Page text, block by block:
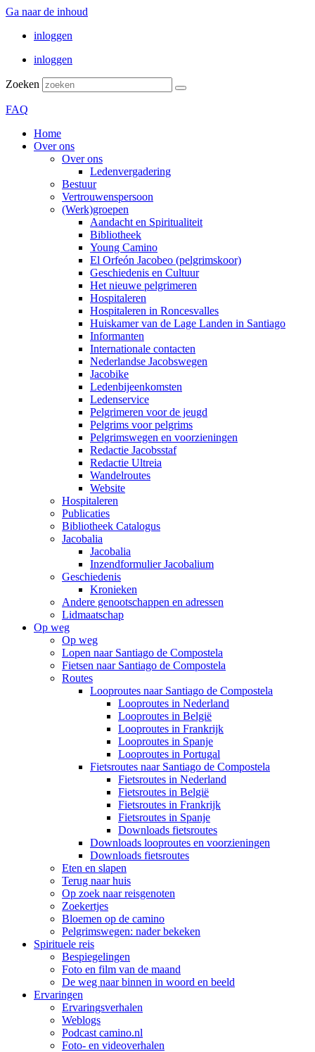
Ga naar de inhoud
inloggen
inloggen
Zoeken
FAQ
Home
Over ons
Over ons
Ledenvergadering
Bestuur
Vertrouwenspersoon
(Werk)groepen
Aandacht en Spiritualiteit
Bibliotheek
Young Camino
El Orfeón Jacobeo (pelgrimskoor)
Geschiedenis en Cultuur
Het nieuwe pelgrimeren
Hospitaleren
Hospitaleren in Roncesvalles
Huiskamer van de Lage Landen in Santiago
Informanten
Internationale contacten
Nederlandse Jacobswegen
Jacobike
Ledenbijeenkomsten
Ledenservice
Pelgrimeren voor de jeugd
Pelgrims voor pelgrims
Pelgrimswegen en voorzieningen
Redactie Jacobsstaf
Redactie Ultreia
Wandelroutes
Website
Hospitaleren
Publicaties
Bibliotheek Catalogus
Jacobalia
Jacobalia
Inzendformulier Jacobalium
Geschiedenis
Kronieken
Andere genootschappen en adressen
Lidmaatschap
Op weg
Op weg
Lopen naar Santiago de Compostela
Fietsen naar Santiago de Compostela
Routes
Looproutes naar Santiago de Compostela
Looproutes in Nederland
Looproutes in België
Looproutes in Frankrijk
Looproutes in Spanje
Looproutes in Portugal
Fietsroutes naar Santiago de Compostela
Fietsroutes in Nederland
Fietsroutes in België
Fietsroutes in Frankrijk
Fietsroutes in Spanje
Downloads fietsroutes
Downloads looproutes en voorzieningen
Downloads fietsroutes
Eten en slapen
Terug naar huis
Op zoek naar reisgenoten
Zoekertjes
Bloemen op de camino
Pelgrimswegen: nader bekeken
Spirituele reis
Bespiegelingen
Foto en film van de maand
De weg naar binnen in woord en beeld
Ervaringen
Ervaringsverhalen
Weblogs
Podcast camino.nl
Foto- en videoverhalen